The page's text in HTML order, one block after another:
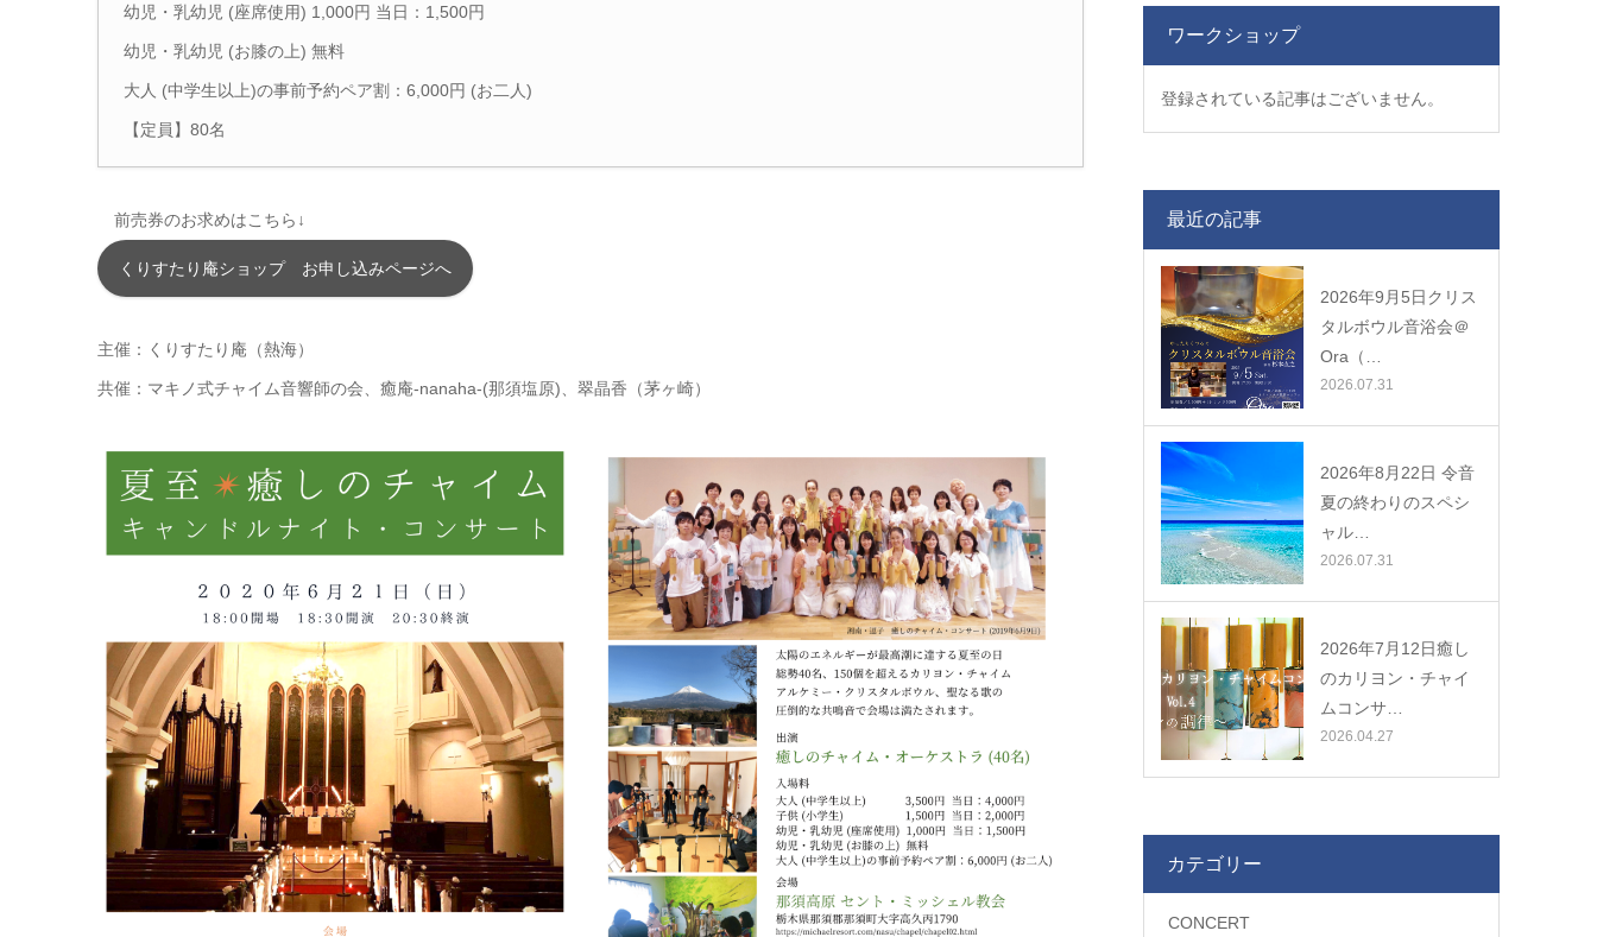
幼児・乳幼児 (座席使用) 1,000円 当日：1,500円
幼児・乳幼児 (お膝の上) 無料
大人 (中学生以上)の事前予約ペア割：6,000円 (お二人)
【定員】80名
前売券のお求めはこちら↓
くりすたり庵ショップ お申し込みページへ
主催：くりすたり庵（熱海）
共催：マキノ式チャイム音響師の会、癒庵-nanaha-(那須塩原)、翠晶香（茅ヶ崎）
ワークショップ
登録されている記事はございません。
最近の記事
2026年9月5日クリス
タルボウル音浴会＠
Ora（…
2026.07.31
2026年8月22日 令音
夏の終わりのスペシ
ャル…
2026.07.31
2026年7月12日癒し
のカリヨン・チャイ
ムコンサ…
2026.04.27
カテゴリー
CONCERT